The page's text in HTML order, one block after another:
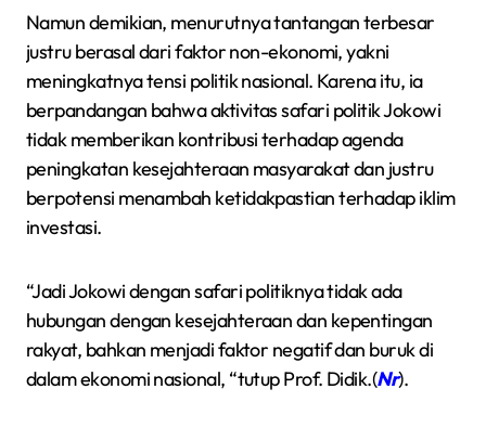
Namun demikian, menurutnya tantangan terbesar
justru berasal dari faktor non-ekonomi, yakni
meningkatnya tensi politik nasional. Karena itu, ia
berpandangan bahwa aktivitas safari politik Jokowi
tidak memberikan kontribusi terhadap agenda
peningkatan kesejahteraan masyarakat dan justru
berpotensi menambah ketidakpastian terhadap iklim
investasi.
“Jadi Jokowi dengan safari politiknya tidak ada
hubungan dengan kesejahteraan dan kepentingan
rakyat, bahkan menjadi faktor negatif dan buruk di
dalam ekonomi nasional, “tutup Prof. Didik.(Nr).